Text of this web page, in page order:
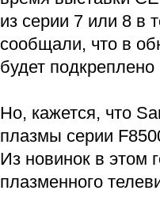
из серии 7 или 8 в
сообщали, что в
будет
Но, кажется, что
плазмы серии
Из новинок в этом
плазменного